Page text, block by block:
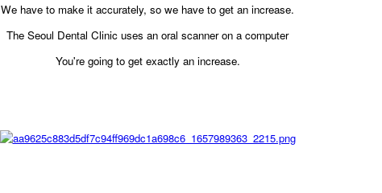
We have to make it accurately, so we have to get an increase.
The Seoul Dental Clinic uses an oral scanner on a computer
You're going to get exactly an increase.